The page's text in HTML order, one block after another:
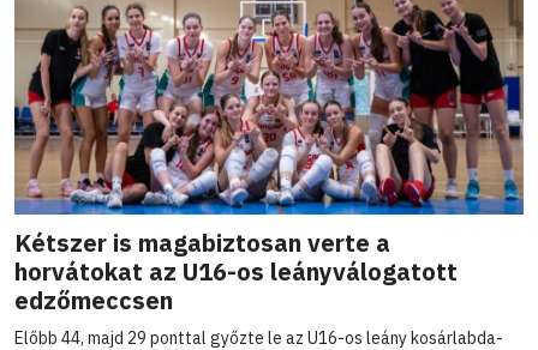
Kétszer is magabiztosan verte a
horvátokat az U16-os leányválogatott
edzőmeccsen
Előbb 44, majd 29 ponttal győzte le az U16-os leány kosárlabda-